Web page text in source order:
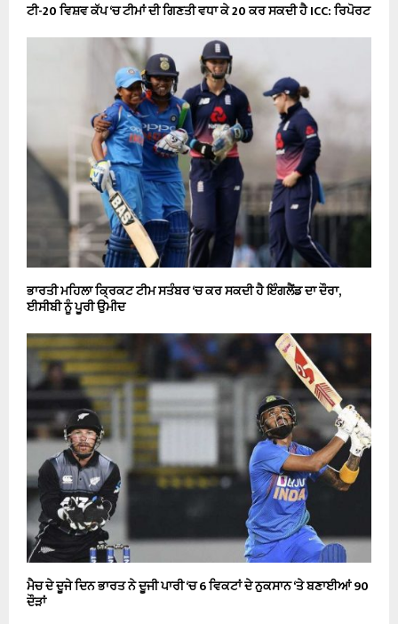
ਟੀ-20 ਵਿਸ਼ਵ ਕੱਪ ‘ਚ ਟੀਮਾਂ ਦੀ ਗਿਣਤੀ ਵਧਾ ਕੇ 20 ਕਰ ਸਕਦੀ ਹੈ ICC: ਰਿਪੋਰਟ
ਭਾਰਤੀ ਮਹਿਲਾ ਕ੍ਰਿਕਟ ਟੀਮ ਸਤੰਬਰ ‘ਚ ਕਰ ਸਕਦੀ ਹੈ ਇੰਗਲੈਂਡ ਦਾ ਦੌਰਾ,
ਈਸੀਬੀ ਨੂੰ ਪੂਰੀ ਉਮੀਦ
ਮੈਚ ਦੇ ਦੂਜੇ ਦਿਨ ਭਾਰਤ ਨੇ ਦੂਜੀ ਪਾਰੀ ‘ਚ 6 ਵਿਕਟਾਂ ਦੇ ਨੁਕਸਾਨ ‘ਤੇ ਬਣਾਈਆਂ 90
ਦੌੜਾਂ